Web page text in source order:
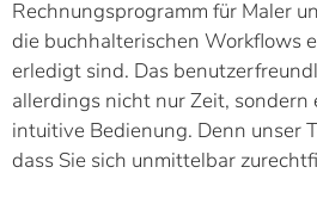
Rechnungsprogramm für Maler
die buchhalterischen Workflows
erledigt sind. Das
allerdings nicht nur Zeit, sondern
intuitive Bedienung. Denn unser
dass Sie sich unmittelbar